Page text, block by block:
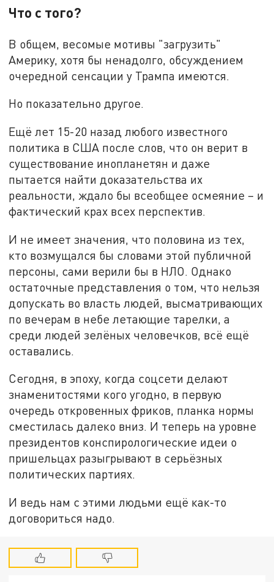
Что с того?
В общем, весомые мотивы "загрузить"
Америку, хотя бы ненадолго, обсуждением
очередной сенсации у Трампа имеются.
Но показательно другое.
Ещё лет 15-20 назад любого известного
политика в США после слов, что он верит в
существование инопланетян и даже
пытается найти доказательства их
реальности, ждало бы всеобщее осмеяние – и
фактический крах всех перспектив.
И не имеет значения, что половина из тех,
кто возмущался бы словами этой публичной
персоны, сами верили бы в НЛО. Однако
остаточные представления о том, что нельзя
допускать во власть людей, высматривающих
по вечерам в небе летающие тарелки, а
среди людей зелёных человечков, всё ещё
оставались.
Сегодня, в эпоху, когда соцсети делают
знаменитостями кого угодно, в первую
очередь откровенных фриков, планка нормы
сместилась далеко вниз. И теперь на уровне
президентов конспирологические идеи о
пришельцах разыгрывают в серьёзных
политических партиях.
И ведь нам с этими людьми ещё как-то
договориться надо.